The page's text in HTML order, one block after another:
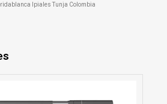
Ipiales Tunja Colombia